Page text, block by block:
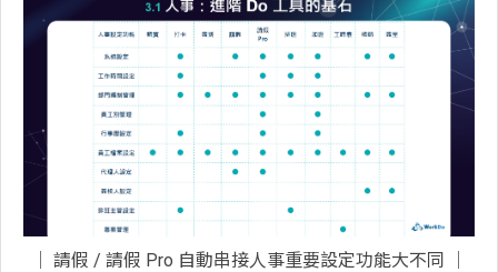
│ 請假 / 請假 Pro 自動串接人事重要設定功能大不同 │